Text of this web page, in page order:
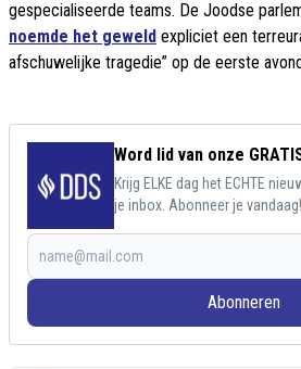
gespecialiseerde teams. De Joodse
noemde het geweld expliciet een
afschuwelijke tragedie” op de eerste
Word lid van onze
Krijg ELKE dag het ECHTE
je inbox. Abonneer je vandaag!
Abonneren